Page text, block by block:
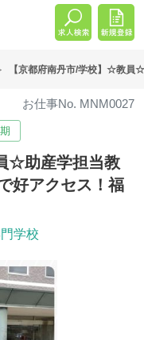
【京都府南丹市/学校】☆教員
お仕事No. MNM0027
☆助産学担当教
好アクセス！福
学校